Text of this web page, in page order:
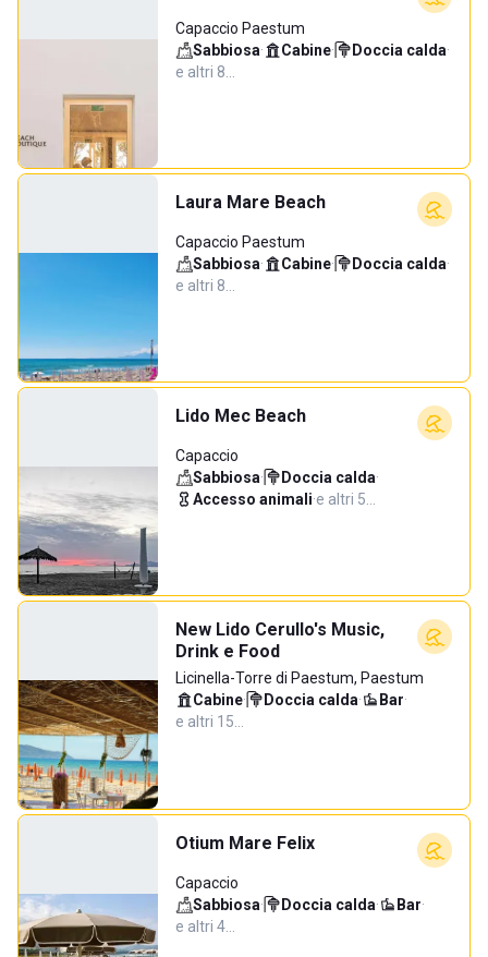
Capaccio Paestum
Sabbiosa· Cabine· Doccia calda·
e altri 8…
Laura Mare Beach
Capaccio Paestum
Sabbiosa· Cabine· Doccia calda·
e altri 8…
Lido Mec Beach
Capaccio
Sabbiosa· Doccia calda·
Accesso animali·e altri 5…
New Lido Cerullo's Music,
Drink e Food
Licinella-Torre di Paestum, Paestum
Cabine· Doccia calda· Bar·
e altri 15…
Otium Mare Felix
Capaccio
Sabbiosa· Doccia calda· Bar·
e altri 4…